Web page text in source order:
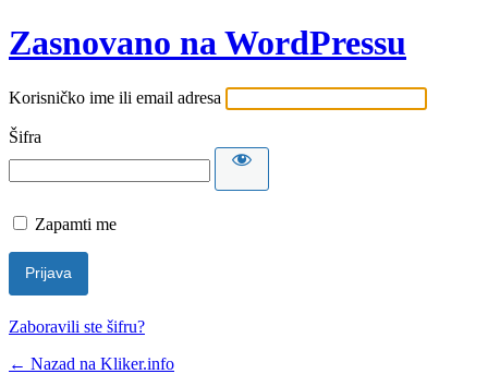
Zasnovano na WordPressu
Korisničko ime ili email adresa
Šifra
Zapamti me
Zaboravili ste šifru?
← Nazad na Kliker.info